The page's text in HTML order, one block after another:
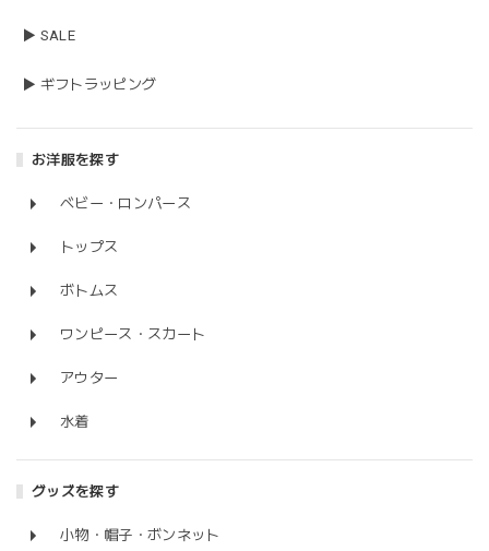
▶ SALE
▶ ギフトラッピング
お洋服を探す
ベビー・ロンパース
トップス
ボトムス
ワンピース・スカート
アウター
水着
グッズを探す
小物・帽子・ボンネット